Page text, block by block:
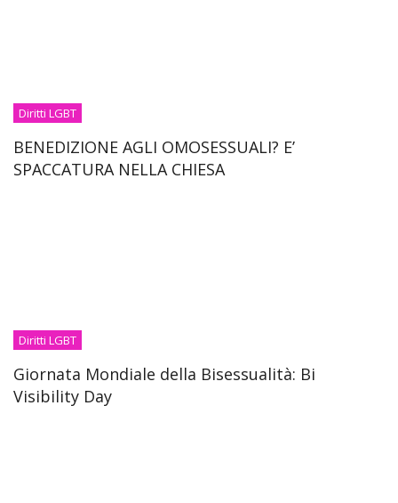
Diritti LGBT
BENEDIZIONE AGLI OMOSESSUALI? E’
SPACCATURA NELLA CHIESA
Diritti LGBT
Giornata Mondiale della Bisessualità: Bi
Visibility Day